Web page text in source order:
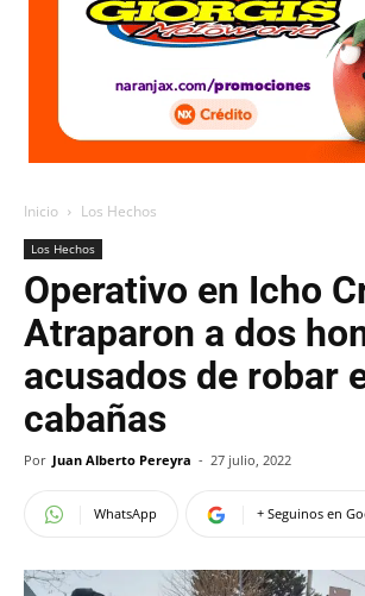
Inicio Los Hechos
Los Hechos
Operativo en Icho
Atraparon a dos
acusados de robar
cabañas
Por Juan Alberto Pereyra - 27 julio, 2022
WhatsApp + Seguinos en